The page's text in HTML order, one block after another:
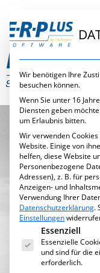
Wir benötigen Ihre
besuchen können.
Wenn Sie unter 16
Diensten geben
um Erlaubnis bitten.
Wir verwenden
Website. Einige von
helfen, diese Website
Personenbezogene
Adressen), z. B. für
Anzeigen- und
Verwendung Ihrer
Datenschutzerklärung.
Einstellungen
Es folgt eine
Essenziell
Essenzielle
und sind für die
erforderlich.